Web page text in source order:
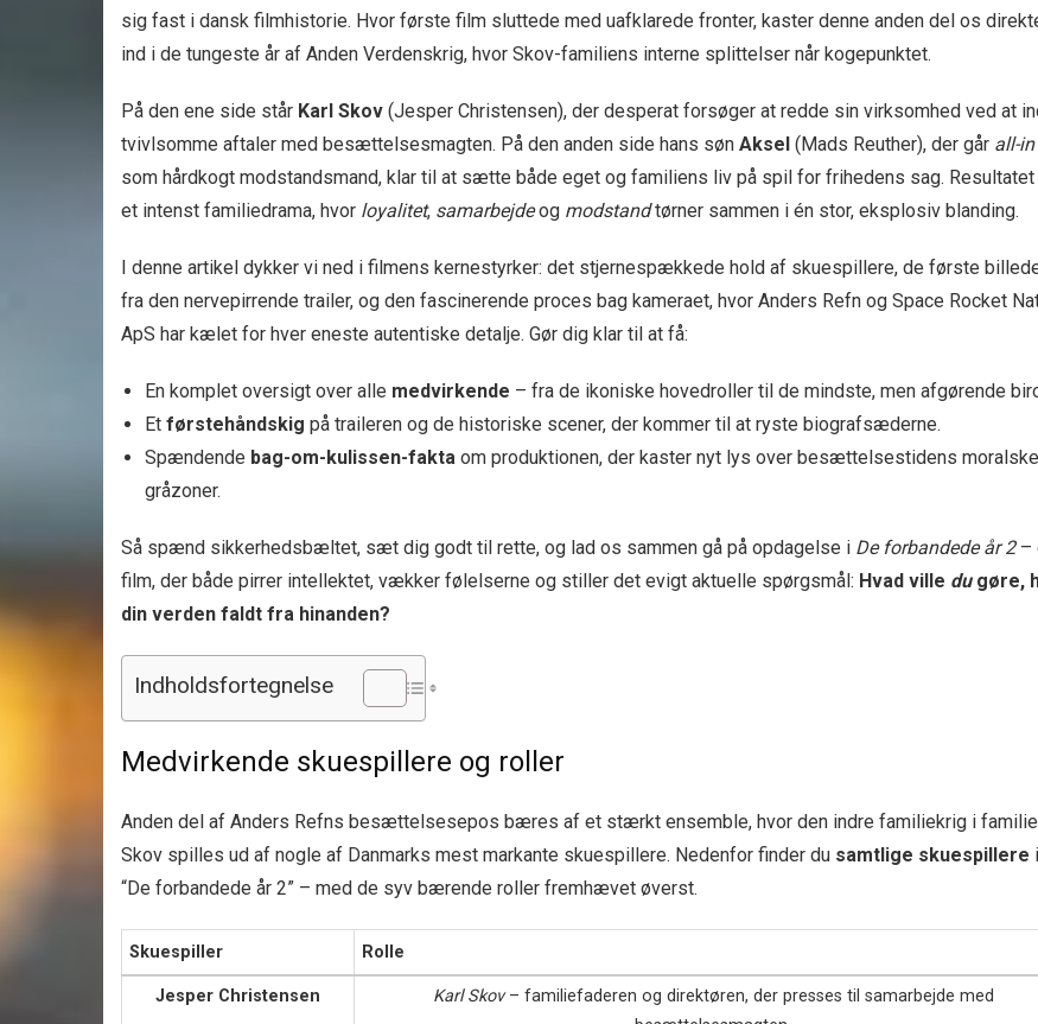
sig fast i dansk filmhistorie. Hvor første film sluttede med uafklarede fronter, kaster denne anden del os
ind i de tungeste år af Anden Verdenskrig, hvor Skov-familiens interne splittelser når kogepunktet.
På den ene side står Karl Skov (Jesper Christensen), der desperat forsøger at redde sin virksomhed ved at
tvivlsomme aftaler med besættelsesmagten. På den anden side hans søn Aksel (Mads Reuther), der går all-in
som hårdkogt modstandsmand, klar til at sætte både eget og familiens liv på spil for frihedens sag. Resultatet
et intenst familiedrama, hvor loyalitet, samarbejdeog modstandtørner sammen i én stor, eksplosiv blanding.
I denne artikel dykker vi ned i filmens kernestyrker: det stjernespækkede hold af skuespillere, de første
fra den nervepirrende trailer, og den fascinerende proces bag kameraet, hvor Anders Refn og Space Rocket
ApS har kælet for hver eneste autentiske detalje. Gør dig klar til at få:
En komplet oversigt over alle medvirkende – fra de ikoniske hovedroller til de mindste, men afgørende
Et førstehåndskig på traileren og de historiske scener, der kommer til at ryste biografsæderne.
Spændende bag-om-kulissen-fakta om produktionen, der kaster nyt lys over besættelsestidens moralske
gråzoner.
Så spænd sikkerhedsbæltet, sæt dig godt til rette, og lad os sammen gå på opdagelse i De forbandede år 2–
film, der både pirrer intellektet, vækker følelserne og stiller det evigt aktuelle spørgsmål: Hvad ville dugøre,
din verden faldt fra hinanden?
Indholdsfortegnelse
Medvirkende skuespillere og roller
Anden del af Anders Refns besættelsesepos bæres af et stærkt ensemble, hvor den indre familiekrig i
Skov spilles ud af nogle af Danmarks mest markante skuespillere. Nedenfor finder du samtlige skuespillere i
“De forbandede år 2” – med de syv bærende roller fremhævet øverst.
Skuespiller Rolle
Jesper Christensen Karl Skov– familiefaderen og direktøren, der presses til samarbejde med